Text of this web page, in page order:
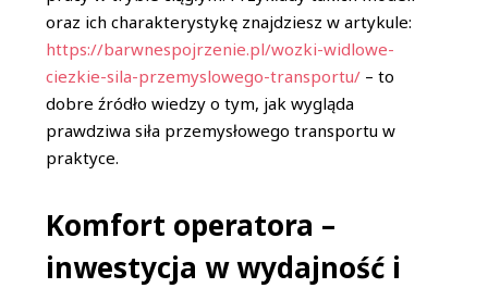
oraz ich charakterystykę znajdziesz w artykule:
https://barwnespojrzenie.pl/wozki-widlowe-
ciezkie-sila-przemyslowego-transportu/ – to
dobre źródło wiedzy o tym, jak wygląda
prawdziwa siła przemysłowego transportu w
praktyce.
Komfort operatora –
inwestycja w wydajność i